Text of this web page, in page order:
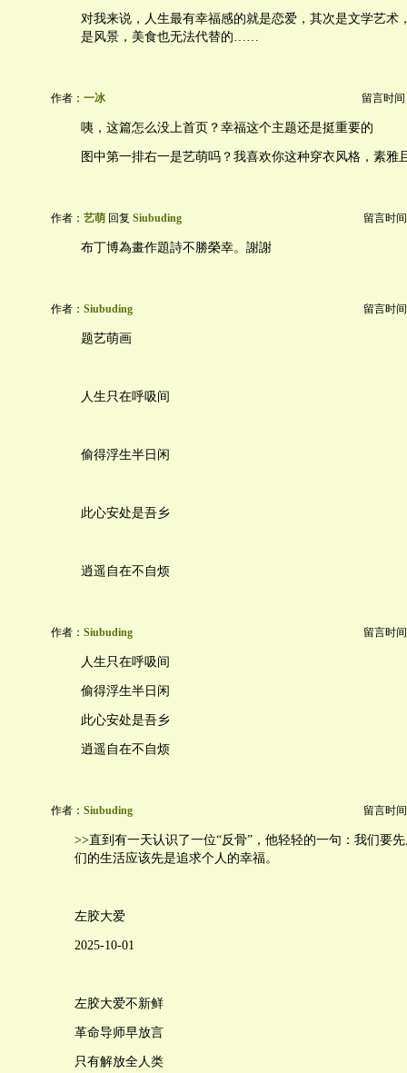
对我来说，人生最有幸福感的就是恋爱，其次是文学艺术
是风景，美食也无法代替的……
作者： 一冰 留言时间
咦，这篇怎么没上首页？幸福这个主题还是挺重要的
图中第一排右一是艺萌吗？我喜欢你这种穿衣风格，素雅
作者： 艺萌 回复 Siubuding 留言时
布丁博為畫作題詩不勝榮幸。謝謝
作者： Siubuding 留言时
题艺萌画
人生只在呼吸间
偷得浮生半日闲
此心安处是吾乡
逍遥自在不自烦
作者： Siubuding 留言时
人生只在呼吸间
偷得浮生半日闲
此心安处是吾乡
逍遥自在不自烦
作者： Siubuding 留言时
>>直到有一天认识了一位“反骨”，他轻轻的一句：我们要
们的生活应该先是追求个人的幸福。
左胶大爱
2025-10-01
左胶大爱不新鲜
革命导师早放言
只有解放全人类